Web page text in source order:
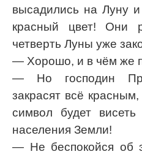
высадились на Луну
красный цвет! Они
четверть Луны уже
— Хорошо, и в чём же
— Но господин
закрасят всё
символ будет
населения Земли!
— Не беспокойся об